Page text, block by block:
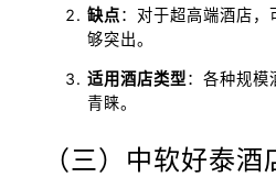
缺点：对于超高端酒店
够突出。
适用酒店类型：各种规模
青睐。
（三）中软好泰